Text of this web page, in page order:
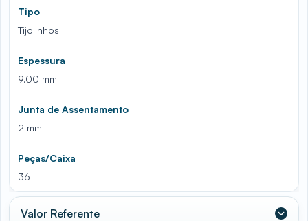
Tipo
Tijolinhos
Espessura
9.00 mm
Junta de Assentamento
2 mm
Peças/Caixa
36
Valor Referente